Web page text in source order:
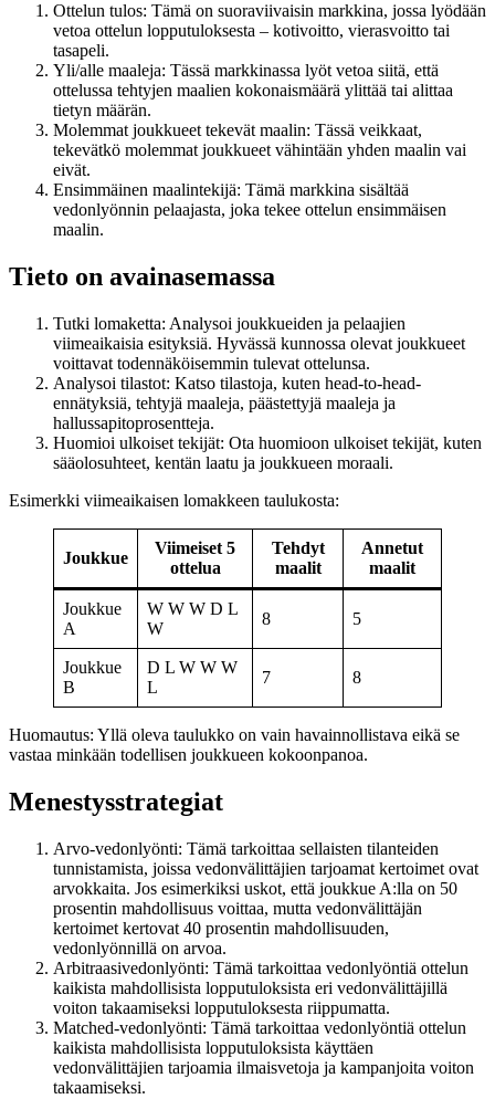
Ottelun tulos: Tämä on suoraviivaisin markkina, jossa lyödään
vetoa ottelun lopputuloksesta – kotivoitto, vierasvoitto tai
tasapeli.
Yli/alle maaleja: Tässä markkinassa lyöt vetoa siitä, että
ottelussa tehtyjen maalien kokonaismäärä ylittää tai alittaa
tietyn määrän.
Molemmat joukkueet tekevät maalin: Tässä veikkaat,
tekevätkö molemmat joukkueet vähintään yhden maalin vai
eivät.
Ensimmäinen maalintekijä: Tämä markkina sisältää
vedonlyönnin pelaajasta, joka tekee ottelun ensimmäisen
maalin.
Tieto on avainasemassa
Tutki lomaketta: Analysoi joukkueiden ja pelaajien
viimeaikaisia esityksiä. Hyvässä kunnossa olevat joukkueet
voittavat todennäköisemmin tulevat ottelunsa.
Analysoi tilastot: Katso tilastoja, kuten head-to-head-
ennätyksiä, tehtyjä maaleja, päästettyjä maaleja ja
hallussapitoprosentteja.
Huomioi ulkoiset tekijät: Ota huomioon ulkoiset tekijät, kuten
sääolosuhteet, kentän laatu ja joukkueen moraali.
Esimerkki viimeaikaisen lomakkeen taulukosta:
Joukkue
Viimeiset 5
ottelua
Tehdyt
maalit
Annetut
maalit
Joukkue
A
W W W D L
W
8 5
Joukkue
B
D L W W W
L
7 8
Huomautus: Yllä oleva taulukko on vain havainnollistava eikä se
vastaa minkään todellisen joukkueen kokoonpanoa.
Menestysstrategiat
Arvo-vedonlyönti: Tämä tarkoittaa sellaisten tilanteiden
tunnistamista, joissa vedonvälittäjien tarjoamat kertoimet ovat
arvokkaita. Jos esimerkiksi uskot, että joukkue A:lla on 50
prosentin mahdollisuus voittaa, mutta vedonvälittäjän
kertoimet kertovat 40 prosentin mahdollisuuden,
vedonlyönnillä on arvoa.
Arbitraasivedonlyönti: Tämä tarkoittaa vedonlyöntiä ottelun
kaikista mahdollisista lopputuloksista eri vedonvälittäjillä
voiton takaamiseksi lopputuloksesta riippumatta.
Matched-vedonlyönti: Tämä tarkoittaa vedonlyöntiä ottelun
kaikista mahdollisista lopputuloksista käyttäen
vedonvälittäjien tarjoamia ilmaisvetoja ja kampanjoita voiton
takaamiseksi.